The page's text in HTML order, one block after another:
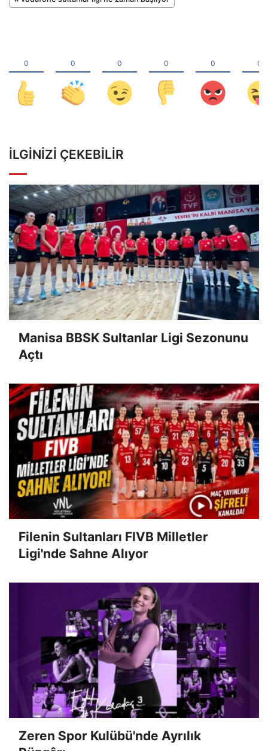
İLGINIZI ÇEKEBILIR
Manisa BBSK Sultanlar Ligi Sezonunu
Açtı
Filenin Sultanları FIVB Milletler
Ligi'nde Sahne Alıyor
Zeren Spor Kulübü'nde Ayrılık